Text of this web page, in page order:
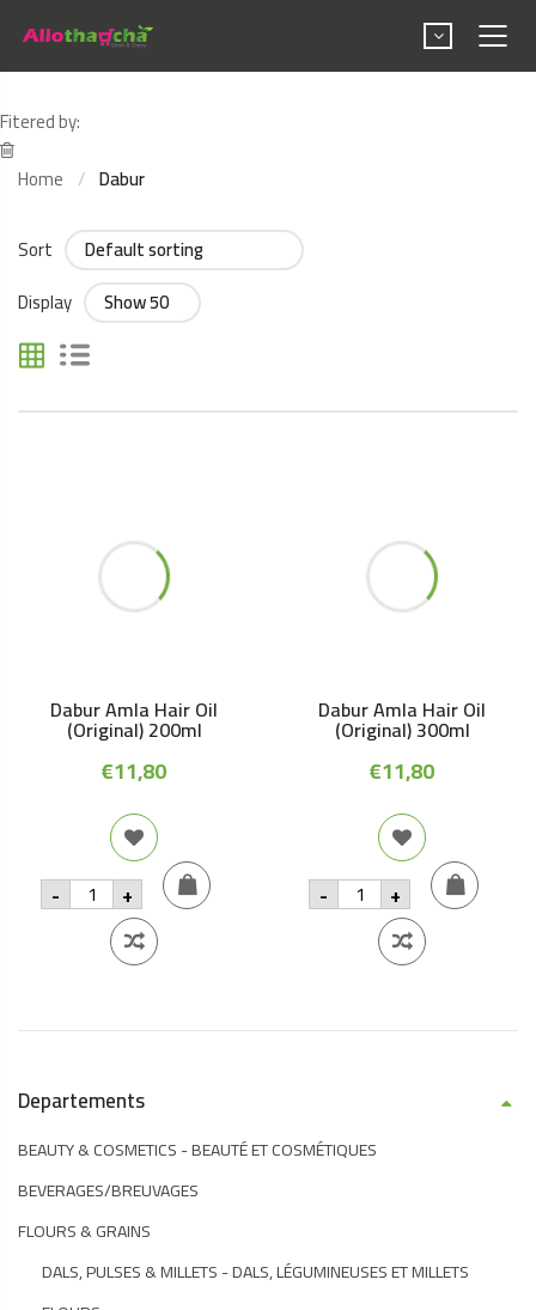
Fitered by:
Home
Dabur
Sort
Display
Dabur Amla Hair Oil
(Original) 200ml
€11,80
- Dabur
Amla
(Original)
+
Dabur Amla Hair Oil
(Original) 300ml
€11,80
- Dabur
Amla
(Original)
+
Departements
BEAUTY & COSMETICS - BEAUTÉ ET COSMÉTIQUES
BEVERAGES/BREUVAGES
FLOURS & GRAINS
DALS, PULSES & MILLETS - DALS, LÉGUMINEUSES ET MILLETS